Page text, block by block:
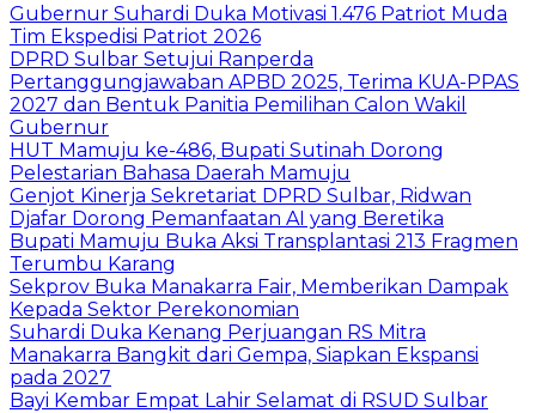
Gubernur Suhardi Duka Motivasi 1.476 Patriot Muda
Tim Ekspedisi Patriot 2026
DPRD Sulbar Setujui Ranperda
Pertanggungjawaban APBD 2025, Terima KUA-PPAS
2027 dan Bentuk Panitia Pemilihan Calon Wakil
Gubernur
HUT Mamuju ke-486, Bupati Sutinah Dorong
Pelestarian Bahasa Daerah Mamuju
Genjot Kinerja Sekretariat DPRD Sulbar, Ridwan
Djafar Dorong Pemanfaatan AI yang Beretika
Bupati Mamuju Buka Aksi Transplantasi 213 Fragmen
Terumbu Karang
Sekprov Buka Manakarra Fair, Memberikan Dampak
Kepada Sektor Perekonomian
Suhardi Duka Kenang Perjuangan RS Mitra
Manakarra Bangkit dari Gempa, Siapkan Ekspansi
pada 2027
Bayi Kembar Empat Lahir Selamat di RSUD Sulbar